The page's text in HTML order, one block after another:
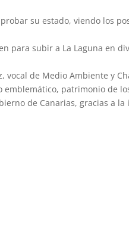
su estado, viendo los
para subir a La Laguna en
de Medio Ambiente y
patrimonio de
de Canarias, gracias a